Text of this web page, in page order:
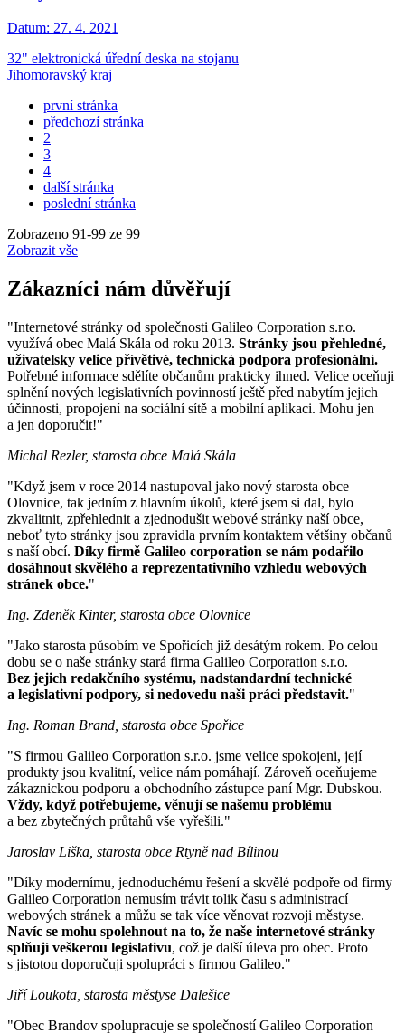
Datum: 27. 4. 2021
32" elektronická úřední deska na stojanu
Jihomoravský kraj
první stránka
předchozí stránka
2
3
4
další stránka
poslední stránka
Zobrazeno 91-99 ze 99
Zobrazit vše
Zákazníci nám důvěřují
"Internetové stránky od společnosti Galileo Corporation s.r.o.
využívá obec Malá Skála od roku 2013. Stránky jsou přehledné,
uživatelsky velice přívětivé, technická podpora profesionální.
Potřebné informace sdělíte občanům prakticky ihned. Velice oceňuji
splnění nových legislativních povinností ještě před nabytím jejich
účinnosti, propojení na sociální sítě a mobilní aplikaci. Mohu jen
a jen doporučit!"
Michal Rezler, starosta obce Malá Skála
"Když jsem v roce 2014 nastupoval jako nový starosta obce
Olovnice, tak jedním z hlavním úkolů, které jsem si dal, bylo
zkvalitnit, zpřehlednit a zjednodušit webové stránky naší obce,
neboť tyto stránky jsou zpravidla prvním kontaktem většiny občanů
s naší obcí. Díky firmě Galileo corporation se nám podařilo
dosáhnout skvělého a reprezentativního vzhledu webových
stránek obce."
Ing. Zdeněk Kinter, starosta obce Olovnice
"Jako starosta působím ve Spořicích již desátým rokem. Po celou
dobu se o naše stránky stará firma Galileo Corporation s.r.o.
Bez jejich redakčního systému, nadstandardní technické
a legislativní podpory, si nedovedu naši práci představit."
Ing. Roman Brand, starosta obce Spořice
"S firmou Galileo Corporation s.r.o. jsme velice spokojeni, její
produkty jsou kvalitní, velice nám pomáhají. Zároveň oceňujeme
zákaznickou podporu a obchodního zástupce paní Mgr. Dubskou.
Vždy, když potřebujeme, věnují se našemu problému
a bez zbytečných průtahů vše vyřešili."
Jaroslav Liška, starosta obce Rtyně nad Bílinou
"Díky modernímu, jednoduchému řešení a skvělé podpoře od firmy
Galileo Corporation nemusím trávit tolik času s administrací
webových stránek a můžu se tak více věnovat rozvoji městyse.
Navíc se mohu spolehnout na to, že naše internetové stránky
splňují veškerou legislativu, což je další úleva pro obec. Proto
s jistotou doporučuji spolupráci s firmou Galileo."
Jiří Loukota, starosta městyse Dalešice
"Obec Brandov spolupracuje se společností Galileo Corporation